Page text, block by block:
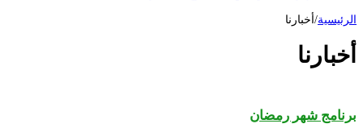
الرئيسية/ أخبارنا
أخبارنا
برنامج شهر رمضان